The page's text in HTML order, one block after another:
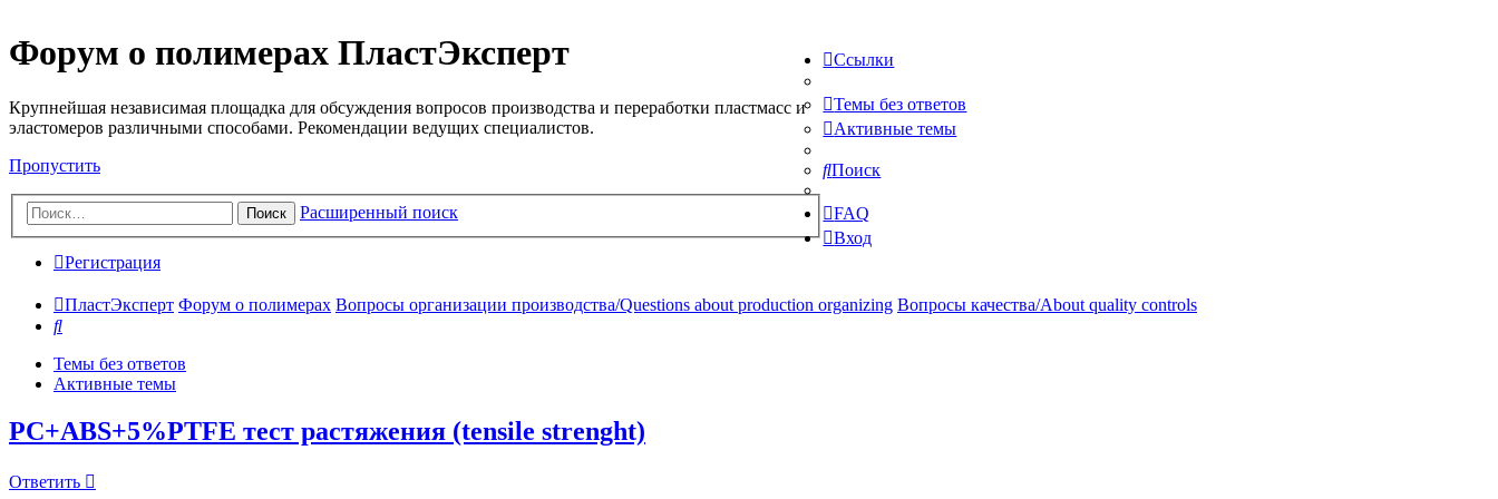
Форум о полимерах ПластЭксперт
Крупнейшая независимая площадка для обсуждения вопросов производства и переработки пластмасс и
эластомеров различными способами. Рекомендации ведущих специалистов.
Пропустить
Поиск Расширенный поиск
Ссылки
Темы без ответов
Активные темы
Поиск
FAQ
Вход
Регистрация
ПластЭксперт Форум о полимерах Вопросы организации производства/Questions about production organizing Вопросы качества/About quality controls
Поиск
Темы без ответов
Активные темы
PC+ABS+5%PTFE тест растяжения (tensile strenght)
Ответить